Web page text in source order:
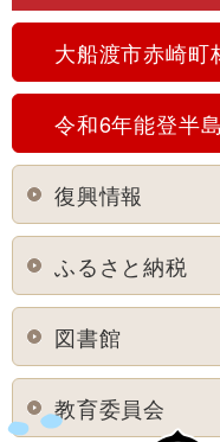
大船渡市赤崎町
令和6年能登半
復興情報
ふるさと納税
図書館
教育委員会